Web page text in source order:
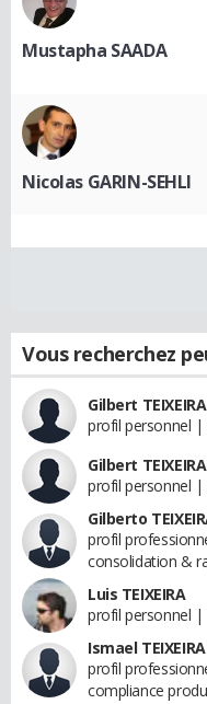
Mustapha SAADA
Nicolas GARIN-SEHLI
Vous recherchez
Gilbert TEIXEIRA
profil personnel |
Gilbert TEIXEIRA
profil personnel |
Gilberto
profil
consolidation &
Luis TEIXEIRA
profil personnel |
Ismael TEIXEIRA
profil
compliance